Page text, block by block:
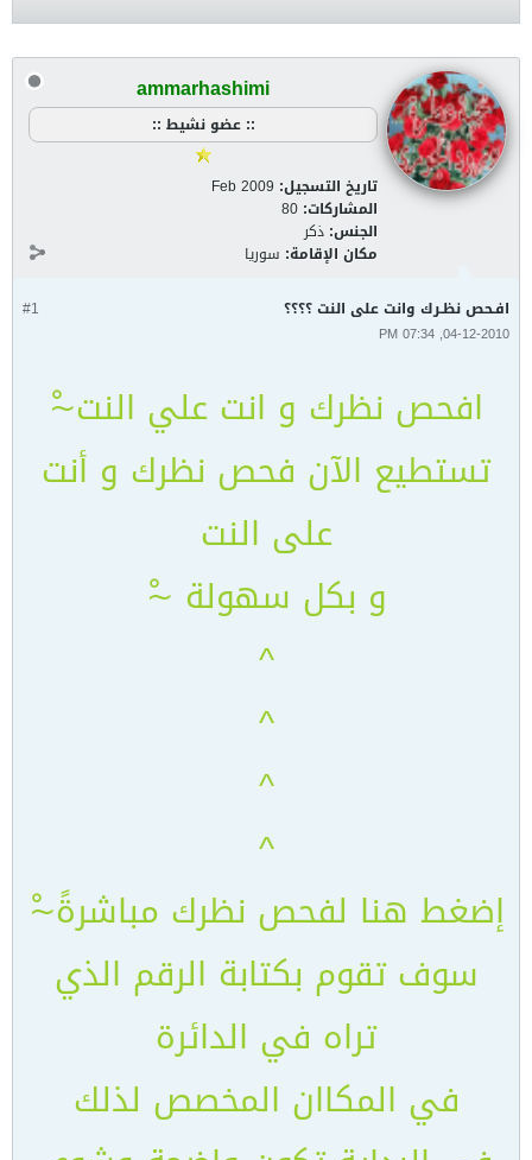
ammarhashimi
:: عضو نشيط ::
تاريخ التسجيل: Feb 2009
المشاركات: 80
الجنس: ذكر
مكان الإقامة: سوريا
#1 افـحص نظـرك وانت على النت ؟؟؟؟
04-12-2010, 07:34 PM
افحص نظرك و انت علي النت~ْ
تستطيع الآن فحص نظرك و أنت
على النت
و بكل سهولة ~ْ
^
^
^
^
إضغط هنا لفحص نظرك مباشرةً~ْ
سوف تقوم بكتابة الرقم الذي
تراه في الدائرة
في المكاان المخصص لذلك